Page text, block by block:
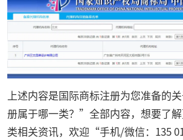
上述内容是国际商标注册为您准备的
册属于哪一类？”全部内容，想要了
类相关资讯，欢迎“手机/微信：135